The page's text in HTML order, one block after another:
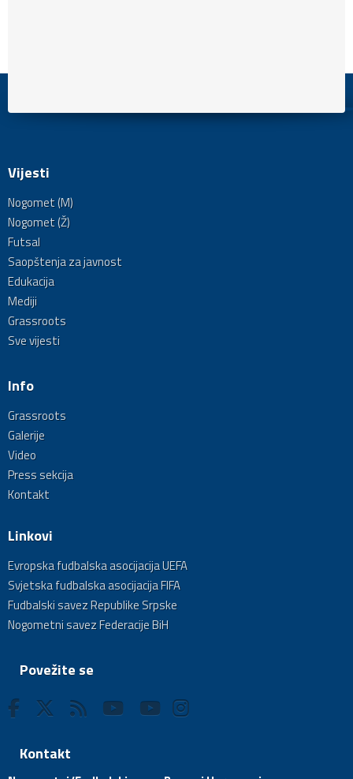
Vijesti
Nogomet (M)
Nogomet (Ž)
Futsal
Saopštenja za javnost
Edukacija
Mediji
Grassroots
Sve vijesti
Info
Grassroots
Galerije
Video
Press sekcija
Kontakt
Linkovi
Evropska fudbalska asocijacija UEFA
Svjetska fudbalska asocijacija FIFA
Fudbalski savez Republike Srpske
Nogometni savez Federacije BiH
Povežite se
Kontakt